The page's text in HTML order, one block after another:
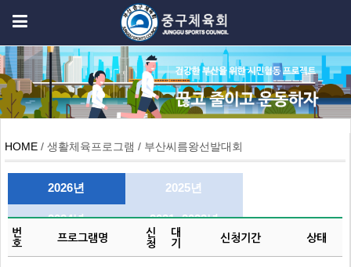
HOME / 생활체육프로그램 / 부산씨름왕선발대회
2026년 2025년
2024년 2021~2023년
번
호
프로그램명
신
청
대
기
신청기간 상태